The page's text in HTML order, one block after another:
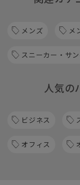
メンズ メ
スニーカー・サ
人気の
ビジネス
オフィス